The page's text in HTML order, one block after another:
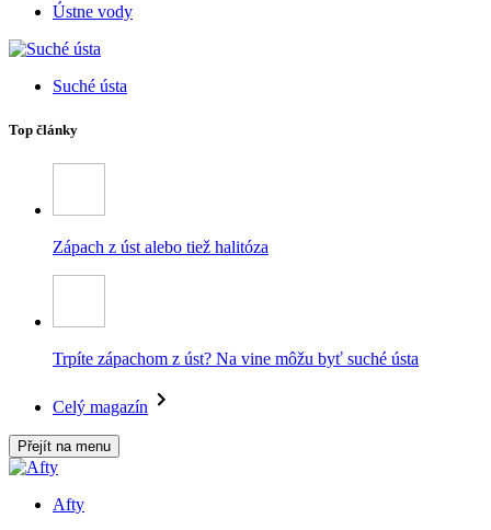
Ústne vody
Suché ústa
Top články
Zápach z úst alebo tiež halitóza
Trpíte zápachom z úst? Na vine môžu byť suché ústa
Celý magazín
Přejít na menu
Afty